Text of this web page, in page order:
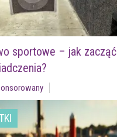
sportowe – jak zacząć